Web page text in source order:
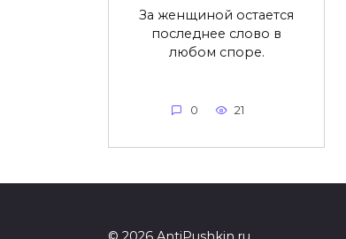
За женщиной остается
последнее слово в
любом споре.
0 21